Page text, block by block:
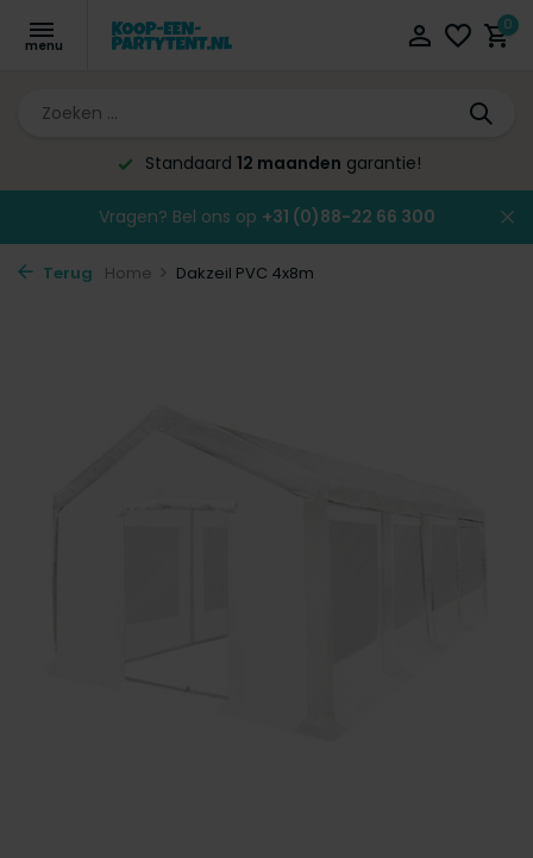
0
Standaard 12 maanden garantie!
Vragen? Bel ons op +31 (0)88-22 66 300
Terug Home Dakzeil PVC 4x8m